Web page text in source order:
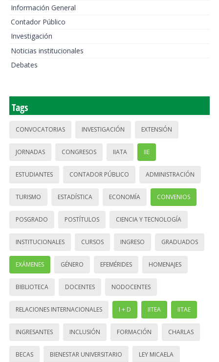
Información General
Contador Público
Investigación
Noticias institucionales
Debates
Tags
CONVOCATORIAS INVESTIGACIÓN EXTENSIÓN
JORNADAS CONGRESOS IIATA IIE
ESTUDIANTES CONTADOR PÚBLICO ADMINISTRACIÓN
TURISMO ESTADÍSTICA ECONOMÍA CONVENIOS
POSGRADO POSTÍTULOS CIENCIA Y TECNOLOGÍA
INSTITUCIONALES CURSOS INGRESO GRADUADOS
EXÁMENES GÉNERO EFEMÉRIDES HOMENAJES
BIBLIOTECA DOCENTES NODOCENTES
RELACIONES INTERNACIONALES I + D IITEA IITAE
INGRESANTES INCLUSIÓN FORMACIÓN CHARLAS
BECAS BIENESTAR UNIVERSITARIO LEY MICAELA